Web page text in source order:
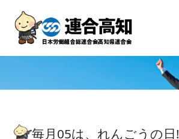
content
毎月05は、れんごうの日!